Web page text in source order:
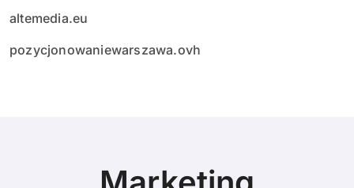
altemedia.eu
pozycjonowaniewarszawa.ovh